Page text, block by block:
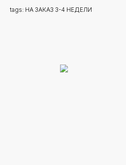
tags: НА ЗАКАЗ 3-4 НЕДЕЛИ